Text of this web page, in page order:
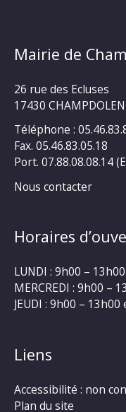
Mairie de
26 rue des Ecluses
17430
Téléphone :
Fax. 05.46.83.05.18
Port. 07.88.08.08.14
Nous contacter
Horaires
LUNDI : 9h00 –
MERCREDI : 9h00 –
JEUDI : 9h00 –
Liens
Accessibilité : non
Plan du site